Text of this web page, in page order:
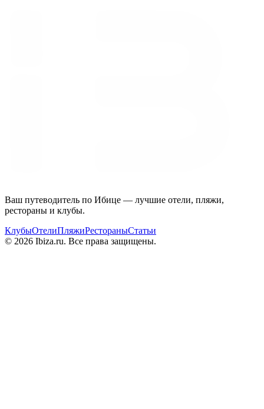
Ваш путеводитель по Ибице — лучшие отели, пляжи,
рестораны и клубы.
КлубыОтелиПляжиРестораныСтатьи
© 2026 Ibiza.ru. Все права защищены.